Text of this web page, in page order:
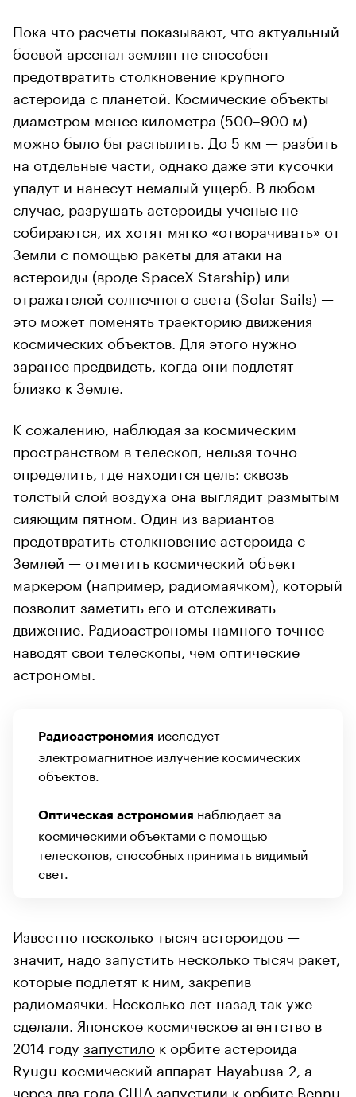
Пока что расчеты показывают, что актуальный
боевой арсенал землян не способен
предотвратить столкновение крупного
астероида с планетой. Космические объекты
диаметром менее километра (500–900 м)
можно было бы распылить. До 5 км — разбить
на отдельные части, однако даже эти кусочки
упадут и нанесут немалый ущерб. В любом
случае, разрушать астероиды ученые не
собираются, их хотят мягко «отворачивать» от
Земли с помощью ракеты для атаки на
астероиды (вроде SpaceX Starship) или
отражателей солнечного света (Solar Sails) —
это может поменять траекторию движения
космических объектов. Для этого нужно
заранее предвидеть, когда они подлетят
близко к Земле.
К сожалению, наблюдая за космическим
пространством в телескоп, нельзя точно
определить, где находится цель: сквозь
толстый слой воздуха она выглядит размытым
сияющим пятном. Один из вариантов
предотвратить столкновение астероида с
Землей — отметить космический объект
маркером (например, радиомаячком), который
позволит заметить его и отслеживать
движение. Радиоастрономы намного точнее
наводят свои телескопы, чем оптические
астрономы.
Радиоастрономия исследует
электромагнитное излучение космических
объектов.
Оптическая астрономия наблюдает за
космическими объектами с помощью
телескопов, способных принимать видимый
свет.
Известно несколько тысяч астероидов —
значит, надо запустить несколько тысяч ракет,
которые подлетят к ним, закрепив
радиомаячки. Несколько лет назад так уже
сделали. Японское космическое агентство в
2014 году запустило к орбите астероида
Ryugu космический аппарат Hayabusa-2, а
через два года США запустили к орбите Bennu